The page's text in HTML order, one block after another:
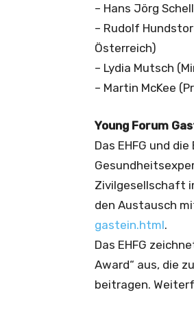
– Hans Jörg
– Rudolf
Österreich)
– Lydia Mutsch
– Martin McKee
Young Forum
Das EHFG und
Zivilgesellschaft
den Austausch
gastein.html.
Das EHFG
Award“ aus, die
beitragen.